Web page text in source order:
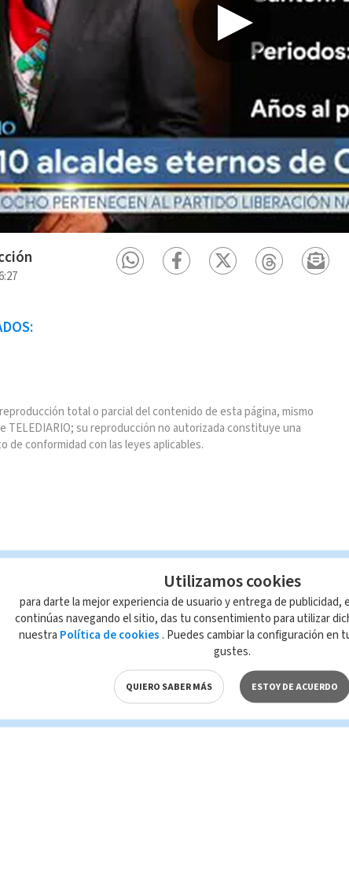
total o parcial del contenido de esta página, mismo
TELEDIARIO; su reproducción no autorizada constituye una
de conformidad con las leyes aplicables.
Utilizamos cookies
para darte la mejor experiencia de usuario y entrega de publicidad,
continúas navegando el sitio, das tu consentimiento para utilizar
nuestra Política de cookies . Puedes cambiar la configuración en
gustes.
QUIERO SABER MÁS ESTOY DE ACUERDO